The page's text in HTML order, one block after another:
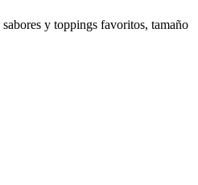
y toppings favoritos, tamaño